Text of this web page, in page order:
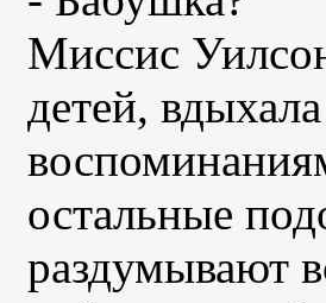
Миссис
детей,
остальные
раздумывают